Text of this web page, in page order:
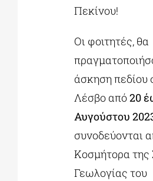
Πεκίνου!
Οι φοιτητές, θα
άσκηση πεδίου
Λέσβο από20
Αυγούστου
συνοδεύονται
Κοσμήτορα της
Γεωλογίας του